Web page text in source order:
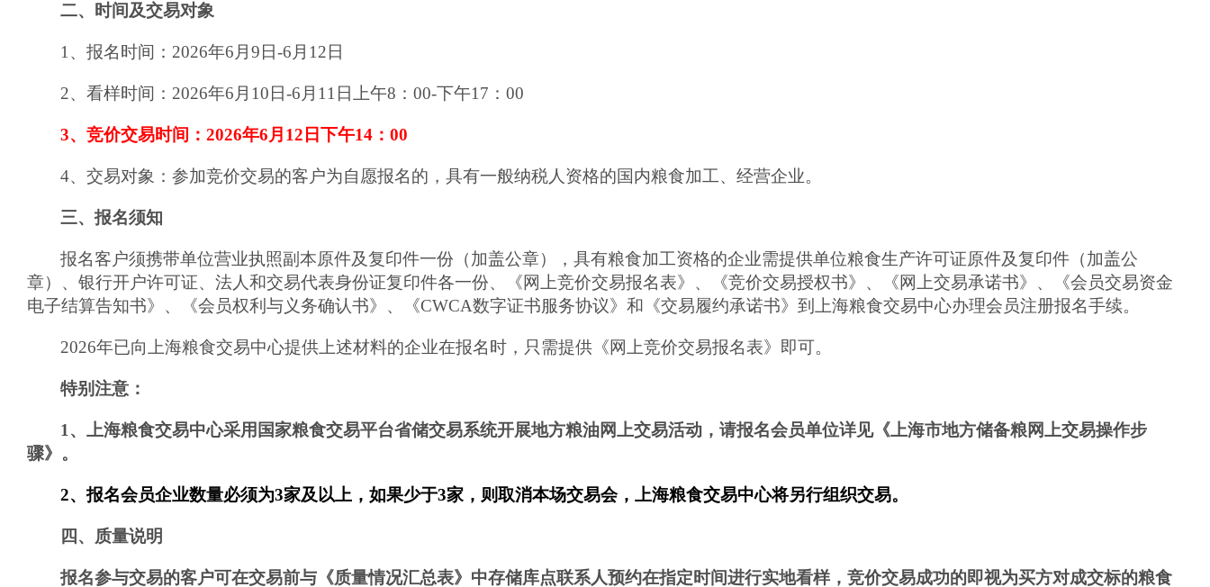
二、时间及交易对象
1、报名时间：2026年6月9 日-6月12日
2、看样时间： 2026年6 月 10 日-6 月 11 日上午8 ：00-下午17 ：00
3、竞价交易时间：2026年6月12日下午14：00
4、交易对象：参加竞价交易的客户为自愿报名的，具有一般纳税人资格的国内粮食加工、经营企业。
三、报名须知
报名客户须携带单位营业执照副本原件及复印件一份（加盖公章），具有粮食加工资格的企业需提供单位粮食生产许可证原件及复印件（加盖公
章）、银行开户许可证、法人和交易代表身份证复印件各一份、《网上竞价交易报名表》、《竞价交易授权书》、《网上交易承诺书》、《会员交易资金
电子结算告知书》、《会员权利与义务确认书》、《CWCA数字证书服务协议》和《交易履约承诺书》到上海粮食交易中心办理会员注册报名手续。
2026年已向上海粮食交易中心提供上述材料的企业在报名时，只需提供《网上竞价交易报名表》即可。
特别注意：
1 、上海粮食交易中心采用国家粮食交易平台省储交易系统开展地方粮油网上交易活动，请报名会员单位详见《上海市地方储备粮网上交易操作步
骤》。
2、报名会员企业数量必须为3家及以上，如果少于3家，则取消本场交易会，上海粮食交易中心将另行组织交易。
四、质量说明
报名参与交易的客户可在交易前与《质量情况汇总表》中存储库点联系人预约在指定时间进行实地看样，竞价交易成功的即视为买方对成交标的粮食